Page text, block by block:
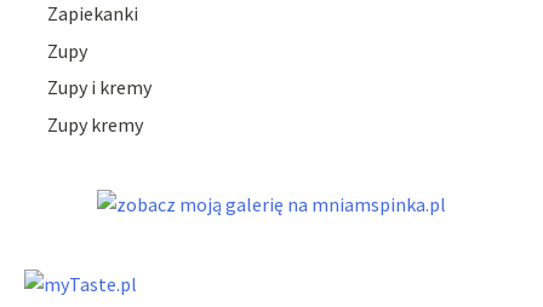
Zapiekanki
Zupy
Zupy i kremy
Zupy kremy